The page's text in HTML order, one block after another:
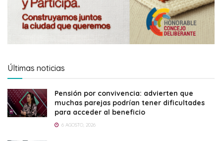
Últimas noticias
Pensión por convivencia: advierten que
muchas parejas podrían tener dificultades
para acceder al beneficio
6 AGOSTO, 2026